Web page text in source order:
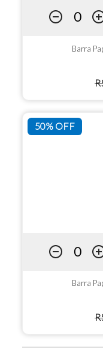
Barra
50% OFF
Barra